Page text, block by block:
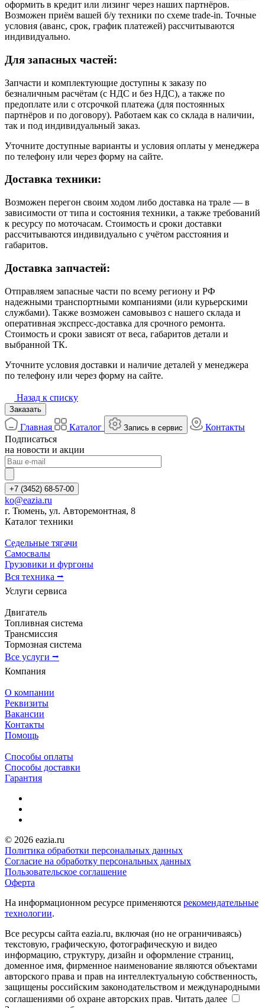
оформить в кредит или лизинг через наших партнёров.
Возможен приём вашей б/у техники по схеме trade-in. Точные
условия (аванс, срок, график платежей) рассчитываются
индивидуально.
Для запасных частей:
Запчасти и комплектующие доступны к заказу по
безналичным расчётам (с НДС и без НДС), а также по
предоплате или с отсрочкой платежа (для постоянных
партнёров и по договору). Работаем как со склада в наличии,
так и под индивидуальный заказ.
Уточните доступные варианты и условия оплаты у менеджера
по телефону или через форму на сайте.
Доставка техники:
Возможен перегон своим ходом либо доставка на трале — в
зависимости от типа и состояния техники, а также требований
к ресурсу по моточасам. Стоимость и сроки доставки
рассчитываются индивидуально с учётом расстояния и
габаритов.
Доставка запчастей:
Отправляем запасные части по всему региону и РФ
надежными транспортными компаниями (или курьерскими
службами). Также возможен самовывоз с нашего склада и
оперативная экспресс-доставка для срочного ремонта.
Стоимость и сроки зависят от веса, габаритов детали и
выбранной ТК.
Уточните условия доставки и наличие деталей у менеджера
по телефону или через форму на сайте.
Назад к списку
Заказать
Главная Каталог Запись в сервис
Контакты
Подписаться
на новости и акции
+7 (3452) 68-57-00
ko@eazia.ru
г. Тюмень, ул. Авторемонтная, 8
Каталог техники
Седельные тягачи
Самосвалы
Грузовики и фургоны
Вся техника ⭢
Услуги сервиса
Двигатель
Топливная система
Трансмиссия
Тормозная система
Все услуги ⭢
Компания
О компании
Реквизиты
Вакансии
Контакты
Помощь
Способы оплаты
Способы доставки
Гарантия
© 2026 eazia.ru
Политика обработки персональных данных
Согласие на обработку персональных данных
Пользовательское соглашение
Оферта
На информационном ресурсе применяются рекомендательные
технологии.
Все ресурсы сайта eazia.ru, включая (но не ограничиваясь)
текстовую, графическую, фотографическую и видео
информацию, структуру, дизайн и оформление страниц,
доменное имя, фирменное наименование являются объектами
авторского права и прав на интеллектуальную собственность,
защищены российским законодательством и международными
соглашениями об охране авторских прав. Читать далее